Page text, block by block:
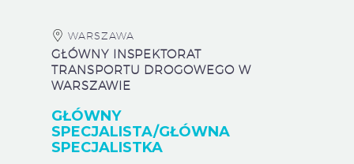
WARSZAWA
GŁÓWNY INSPEKTORAT
TRANSPORTU DROGOWEGO W
WARSZAWIE
GŁÓWNY
SPECJALISTA/GŁÓWNA
SPECJALISTKA